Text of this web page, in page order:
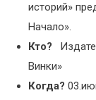
историй»
Начало».
Кто?
Винки»
Когда?